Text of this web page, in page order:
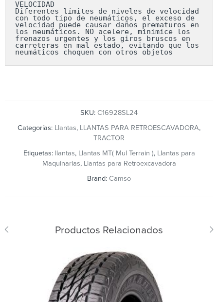
VELOCIDAD
Diferentes límites de niveles de velocidad
con todo tipo de neumáticos, el exceso de
velocidad puede causar daños prematuros en
los neumáticos. NO acelere, minimice los
frenazos urgentes y los giros bruscos en
carreteras en mal estado, evitando que los
neumáticos choquen con otros objetos
SKU: C16928SL24
Categorías: Llantas, LLANTAS PARA RETROESCAVADORA,
TRACTOR
Etiquetas: llantas, Llantas MT( Mul Terrain ), Llantas para
Maquinarias, Llantas para Retroexcavadora
Brand: Camso
Productos Relacionados